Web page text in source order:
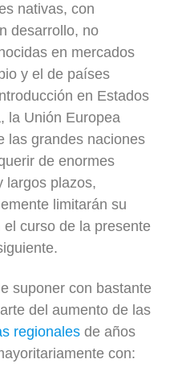
nativas, con
desarrollo, no
en mercados
y el de países
en Estados
la Unión Europea
las grandes naciones
de enormes
largos plazos,
limitarán su
curso de la presente
suponer con bastante
del aumento de las
regionales de años
con: